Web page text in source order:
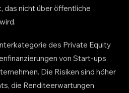
das nicht über öffentliche
des Private Equity
von Start-ups
Die Risiken sind höher
die Renditeerwartungen